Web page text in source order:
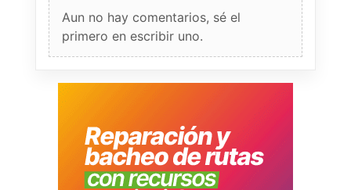
Aun no hay comentarios, sé el
primero en escribir uno.